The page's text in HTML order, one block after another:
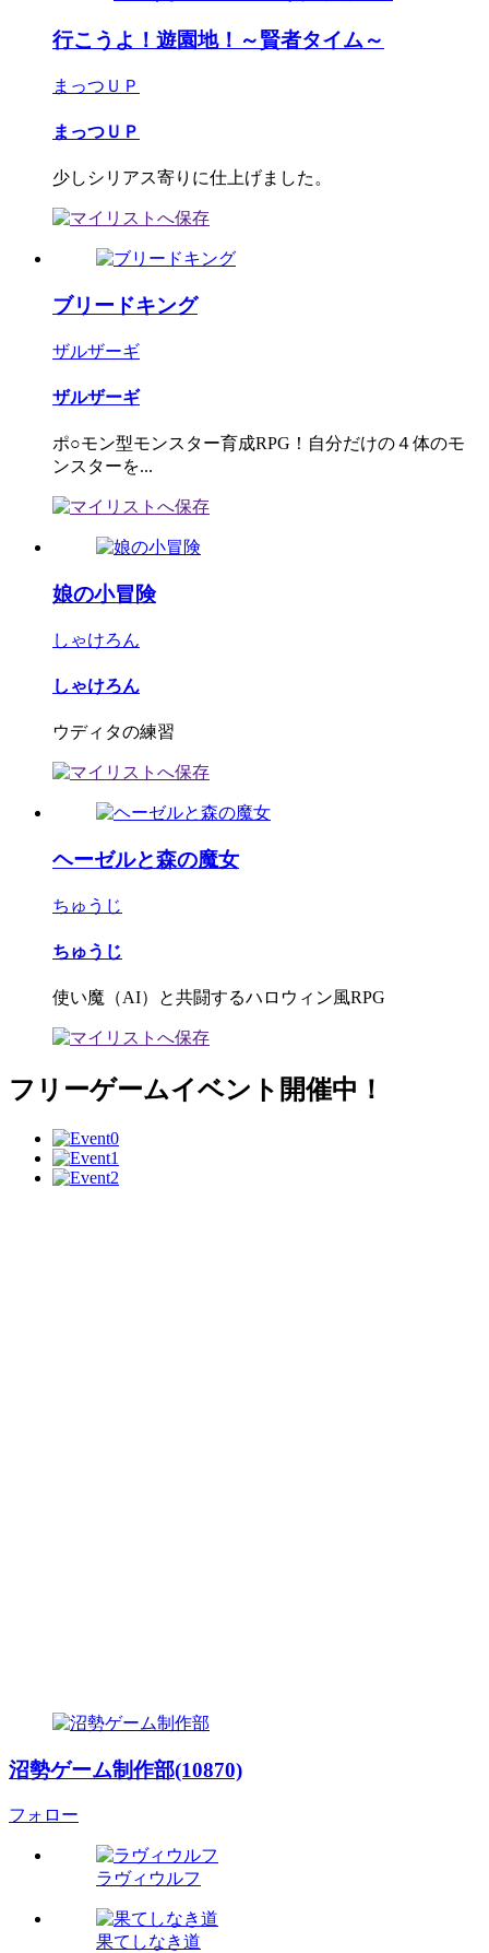
行こうよ！遊園地！～賢者タイム～
まっつＵＰ
まっつＵＰ
少しシリアス寄りに仕上げました。
ブリードキング
ザルザーギ
ザルザーギ
ポ○モン型モンスター育成RPG！自分だけの４体のモ
ンスターを...
娘の小冒険
しゃけろん
しゃけろん
ウディタの練習
ヘーゼルと森の魔女
ちゅうじ
ちゅうじ
使い魔（AI）と共闘するハロウィン風RPG
フリーゲームイベント開催中！
沼勢ゲーム制作部(10870)
フォロー
ラヴィウルフ
果てしなき道